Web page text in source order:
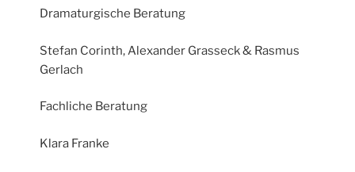
Dramaturgische Beratung
Stefan Corinth, Alexander Grasseck & Rasmus
Gerlach
Fachliche Beratung
Klara Franke